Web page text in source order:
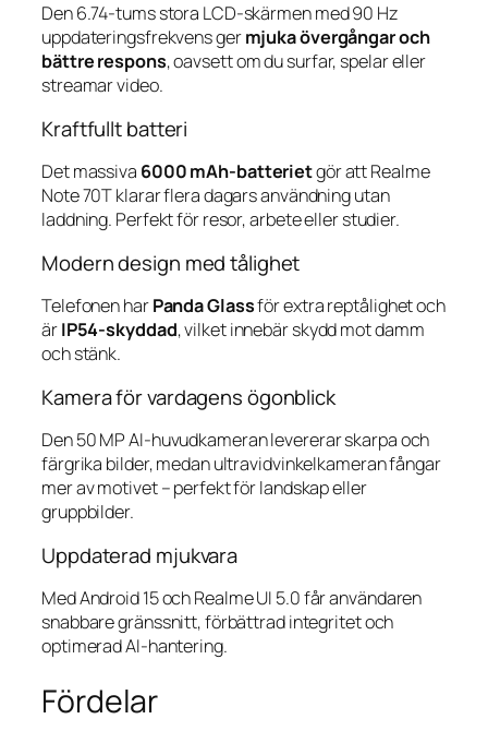
Den 6.74-tums stora LCD-skärmen med 90 Hz
uppdateringsfrekvens germjuka övergångar och
bättre respons, oavsett om du surfar, spelar eller
streamar video.
Kraftfullt batteri
Det massiva 6000 mAh-batterietgör att Realme
Note 70T klarar flera dagars användning utan
laddning. Perfekt för resor, arbete eller studier.
Modern design med tålighet
Telefonen harPanda Glassför extra reptålighet och
ärIP54-skyddad, vilket innebär skydd mot damm
och stänk.
Kamera för vardagens ögonblick
Den 50 MP AI-huvudkameran levererar skarpa och
färgrika bilder, medan ultravidvinkelkameran fångar
mer av motivet – perfekt för landskap eller
gruppbilder.
Uppdaterad mjukvara
Med Android 15 och Realme UI 5.0 får användaren
snabbare gränssnitt, förbättrad integritet och
optimerad AI-hantering.
Fördelar